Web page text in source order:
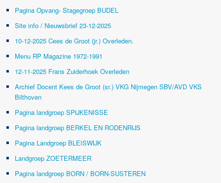
Pagina Opvang- Stagegroep BUDEL
Site info / Nieuwsbrief 23-12-2025
10-12-2025 Cees de Groot (jr.) Overleden.
Menu RP Magazine 1972-1991
12-11-2025 Frans Zuiderhoek Overleden
Archief Docent Kees de Groot (sr.) VKG Nijmegen SBV/AVD VKS
Bilthoven
Pagina landgroep SPIJKENISSE
Pagina landgroep BERKEL EN RODENRIJS
Pagina Landgroep BLEISWIJK
Landgroep ZOETERMEER
Pagina landgroep BORN / BORN-SUSTEREN